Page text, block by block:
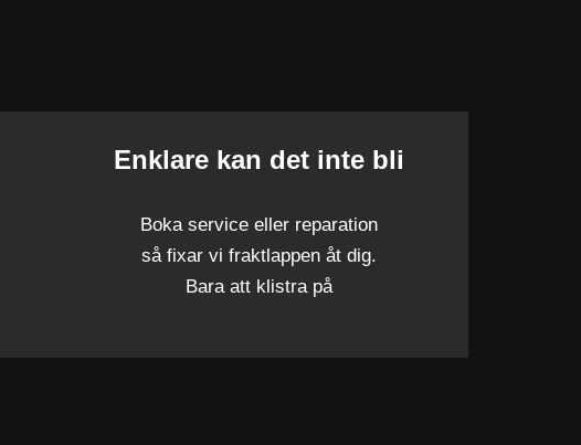
Enklare kan det inte bli
Boka service eller reparation
så fixar vi fraktlappen åt dig.
Bara att klistra på